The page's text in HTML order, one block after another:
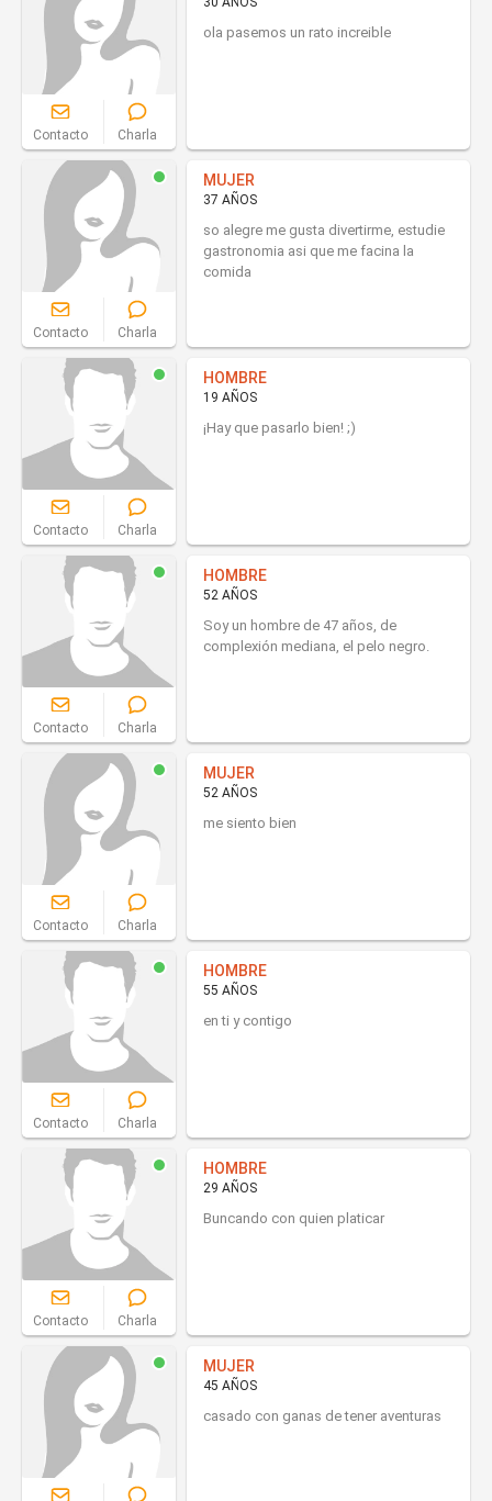
Contacto Charla
ola pasemos un rato increible
Contacto Charla
MUJER
37 AÑOS
so alegre me gusta divertirme, estudie
gastronomia asi que me facina la
comida
Contacto Charla
HOMBRE
19 AÑOS
¡Hay que pasarlo bien! ;)
Contacto Charla
HOMBRE
52 AÑOS
Soy un hombre de 47 años, de
complexión mediana, el pelo negro.
Contacto Charla
MUJER
52 AÑOS
me siento bien
Contacto Charla
HOMBRE
55 AÑOS
en ti y contigo
Contacto Charla
HOMBRE
29 AÑOS
Buncando con quien platicar
MUJER
45 AÑOS
casado con ganas de tener aventuras